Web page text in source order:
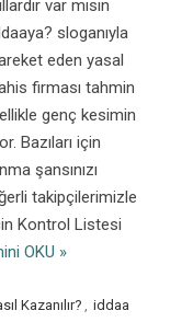
var mısın
sloganıyla
eden yasal
firması tahmin
genç kesimin
Bazıları için
şansınızı
takipçilerimizle
Kontrol Listesi
OKU »
Kazanılır?, iddaa